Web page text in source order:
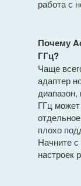
работа с
Почему
ГГц?
Чаще
адаптер
диапазон,
ГГц
плохо
Начните с
настроек